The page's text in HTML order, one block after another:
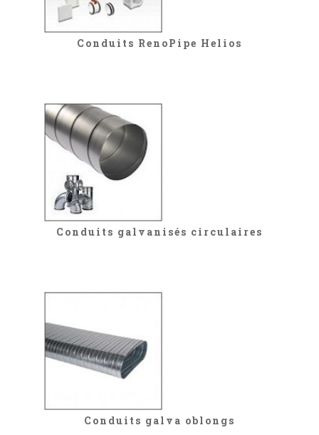
Conduits RenoPipe Helios
Conduits galvanisés circulaires
Conduits galva oblongs